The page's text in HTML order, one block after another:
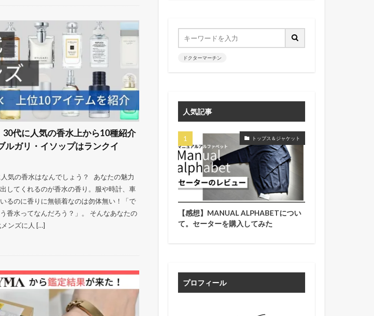
30代に人気の香水上から10種紹介
ルガリ・イソップはランクイ
気の香水はなんでしょう？ あなたの魅力
してくれるのが香水の香り。服や時計、車
るのに香りに無頓着なのは勿体無い！「で
香水ってなんだろう？」。 そんなあなたの
ンズに人 […]
ドクターマーチン
人気記事
トップス＆ジャケット
【感想】MANUAL ALPHABETについ
て。セーターを購入してみた
プロフィール